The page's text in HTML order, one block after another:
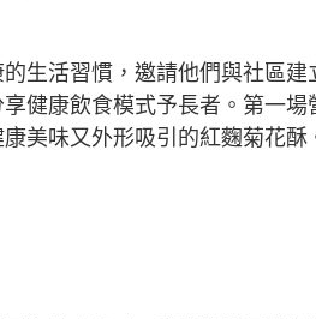
生活習慣，邀請他們與社區
健康飲食模式予長者。第一
美味又外形吸引的紅麴菊花